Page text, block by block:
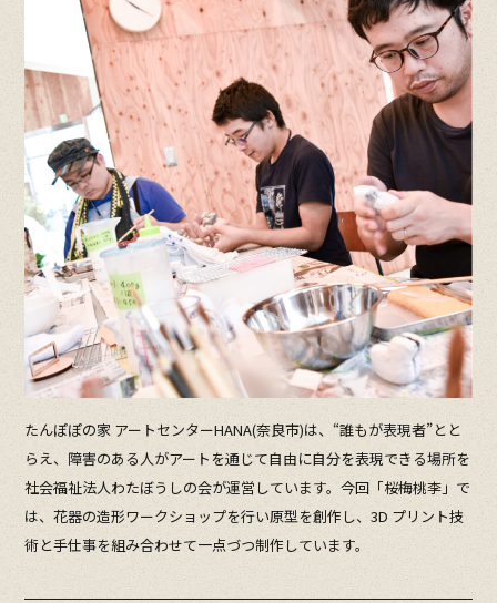
たんぽぽの家 アートセンターHANA(奈良市)は、“誰もが表現者”とと
らえ、障害のある人がアートを通じて自由に自分を表現できる場所を
社会福祉法人わたぼうしの会が運営しています。今回「桜梅桃李」で
は、花器の造形ワークショップを行い原型を創作し、3D プリント技
術と手仕事を組み合わせて一点づつ制作しています。